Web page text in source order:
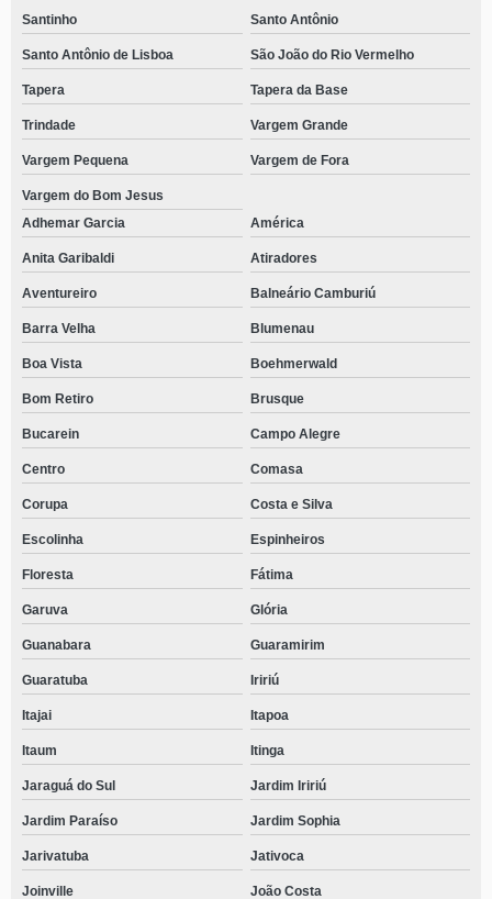
Santinho Santo Antônio
Santo Antônio de Lisboa São João do Rio Vermelho
Tapera Tapera da Base
Trindade Vargem Grande
Vargem Pequena Vargem de Fora
Vargem do Bom Jesus
Adhemar Garcia
América
Anita Garibaldi Atiradores
Aventureiro Balneário Camburiú
Barra Velha Blumenau
Boa Vista Boehmerwald
Bom Retiro Brusque
Bucarein Campo Alegre
Centro Comasa
Corupa Costa e Silva
Escolinha Espinheiros
Floresta Fátima
Garuva Glória
Guanabara Guaramirim
Guaratuba Iririú
Itajai Itapoa
Itaum Itinga
Jaraguá do Sul Jardim Iririú
Jardim Paraíso Jardim Sophia
Jarivatuba Jativoca
Joinville João Costa